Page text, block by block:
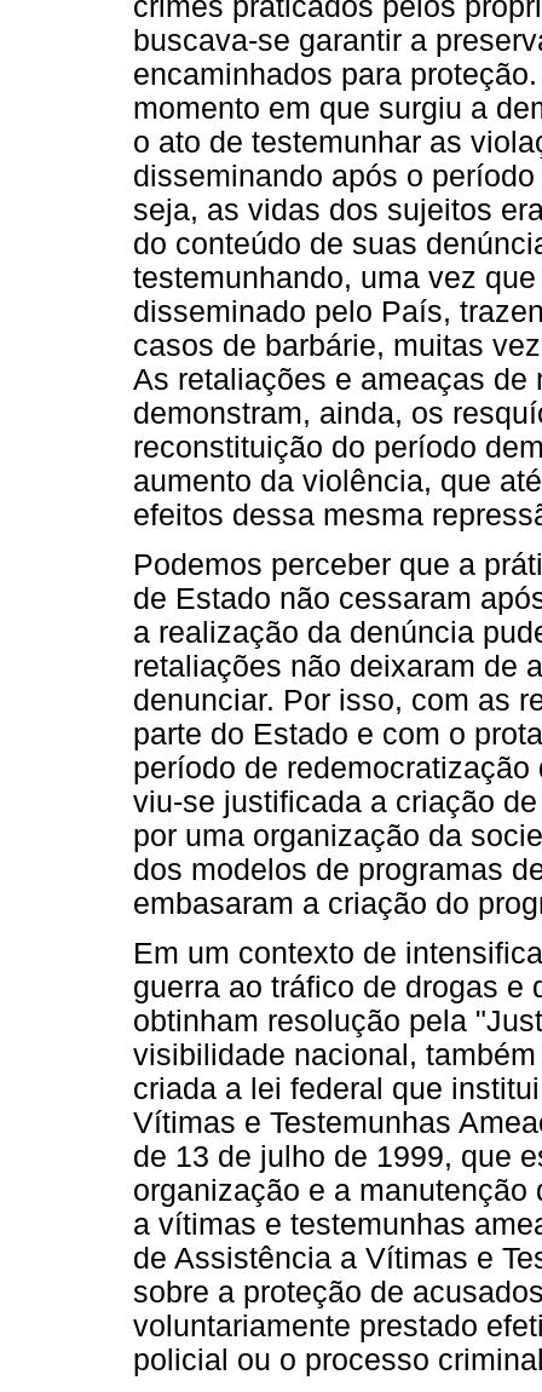
buscava-se garantir a
encaminhados para
momento em que surgiu a
o ato de testemunhar as
disseminando após o
seja, as vidas dos sujeitos
do conteúdo de suas
testemunhando, uma vez
disseminado pelo País,
casos de barbárie, muitas
As retaliações e ameaças
demonstram, ainda, os
reconstituição do período
aumento da violência, que
efeitos dessa mesma
Podemos perceber que a
de Estado não cessaram
a realização da denúncia
retaliações não deixaram de
denunciar. Por isso, com as
parte do Estado e com o
período de
viu-se justificada a criação
por uma organização da
dos modelos de programas
embasaram a criação do
Em um contexto de
guerra ao tráfico de drogas e
obtinham resolução pela
visibilidade nacional,
criada a lei federal que
Vítimas e Testemunhas
de 13 de julho de 1999, que
organização e a
a vítimas e testemunhas
de Assistência a Vítimas e
sobre a proteção de
voluntariamente prestado
policial ou o processo